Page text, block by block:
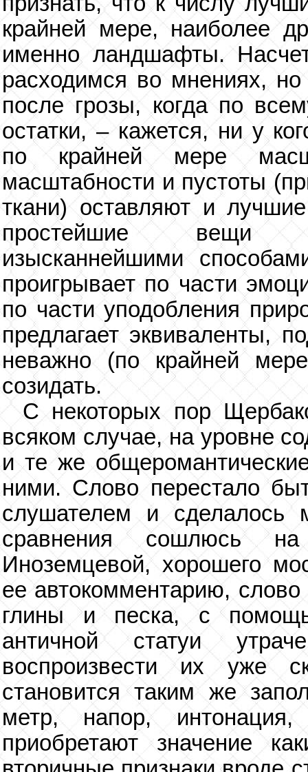
крайней мере, наиболее
именно ландшафты.
расходимся во мнениях,
после грозы, когда по
остатки, – кажется, ни у
по крайней мере
масштабности и пустоты
ткани) оставляют и
простейшие вещи
изысканнейшими
проигрывает по части
по части уподобления
предлагает эквиваленты,
неважно (по крайней
созидать.
С некоторых пор
всяком случае, на уровне
и те же
ними. Слово перестало
слушателем и сделалось
сравнения сошлюсь
Иноземцевой, хорошего
ее автокомментарию,
глины и песка, с
античной статуи
воспроизвести их уже
становится таким же
метр, напор, интонация,
приобретают значение